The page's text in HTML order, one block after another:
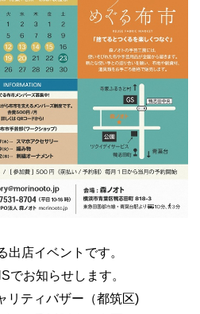
出店イベントです。
でお知らせします。
リティバザー（都筑区)